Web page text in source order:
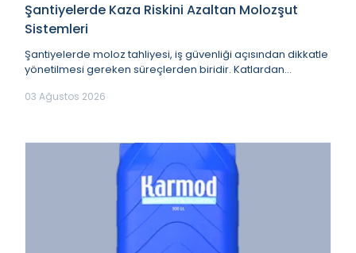
Şantiyelerde Kaza Riskini Azaltan Molozşut
Sistemleri
Şantiyelerde moloz tahliyesi, iş güvenliği açısından dikkatle
yönetilmesi gereken süreçlerden biridir. Katlardan
03 Ağustos 2026